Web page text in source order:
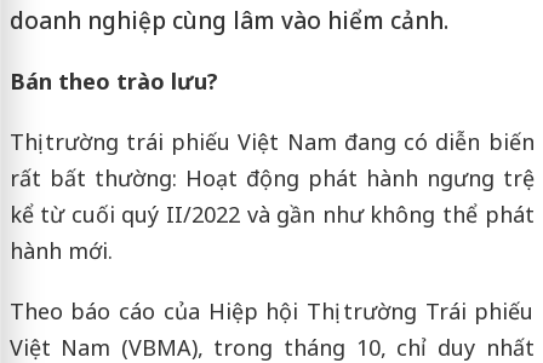
doanh nghiệp cùng lâm vào hiểm cảnh.
Bán theo trào lưu?
Thị trường trái phiếu Việt Nam đang có diễn biến
rất bất thường: Hoạt động phát hành ngưng trệ
kể từ cuối quý II/2022 và gần như không thể phát
hành mới.
Theo báo cáo của Hiệp hội Thị trường Trái phiếu
Việt Nam (VBMA), trong tháng 10, chỉ duy nhất